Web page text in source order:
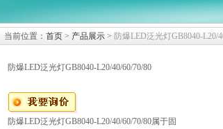
当前位置： 首页 > 产品展示 > 防爆LED泛光灯GB8040-L20/
防爆LED泛光灯GB8040-L20/40/60/70/80
防爆LED泛光灯GB8040-L20/40/60/70/80属于固